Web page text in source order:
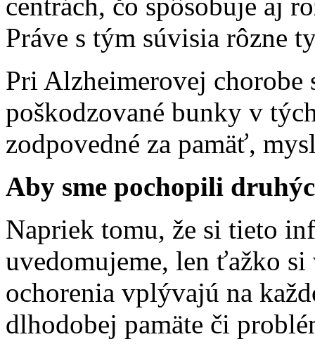
Práve s tým súvisia rôzne
Pri Alzheimerovej chorobe
poškodzované bunky v
zodpovedné za pamäť,
Aby sme pochopili
Napriek tomu, že si tieto
uvedomujeme, len ťažko
ochorenia vplývajú na
dlhodobej pamäte či